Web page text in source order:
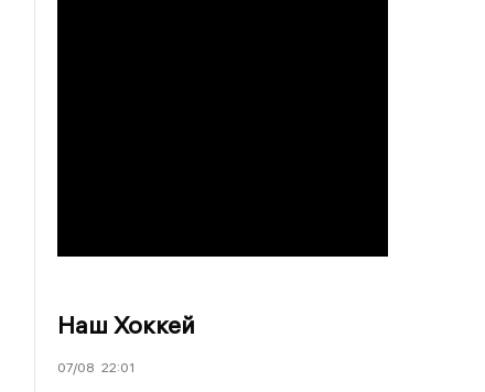
Наш Хоккей
07/08 22:01